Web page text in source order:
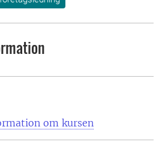
om kursen